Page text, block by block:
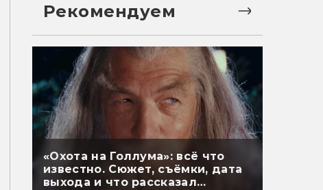
Рекомендуем
«Охота на Голлума»: всё что
известно. Сюжет, съёмки, дата
выхода и что рассказал